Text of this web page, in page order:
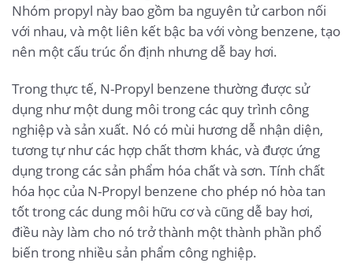
Nhóm propyl này bao gồm ba nguyên tử carbon nối
với nhau, và một liên kết bậc ba với vòng benzene, tạo
nên một cấu trúc ổn định nhưng dễ bay hơi.
Trong thực tế, N-Propyl benzene thường được sử
dụng như một dung môi trong các quy trình công
nghiệp và sản xuất. Nó có mùi hương dễ nhận diện,
tương tự như các hợp chất thơm khác, và được ứng
dụng trong các sản phẩm hóa chất và sơn. Tính chất
hóa học của N-Propyl benzene cho phép nó hòa tan
tốt trong các dung môi hữu cơ và cũng dễ bay hơi,
điều này làm cho nó trở thành một thành phần phổ
biến trong nhiều sản phẩm công nghiệp.